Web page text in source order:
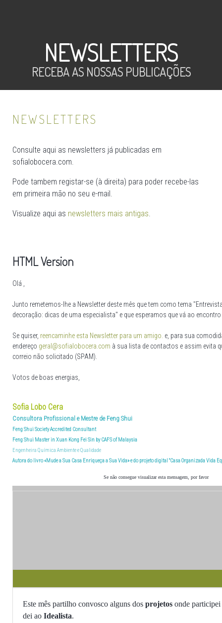
NEWSLETTERS
RECEBA AS NOSSAS PUBLICAÇÕES
NEWSLETTERS
Consulte aqui as newsletters já publicadas em
sofialobocera.com.
Pode tambem registar-se (à direita) para poder recebe-las
em primeira mão no seu e-mail.
Visualize aqui as newsletters mais antigas.
HTML Version
Olá ,
Junto remetemos-lhe a Newsletter deste mês que tem como tema
decoração: dicas de uma especialista" e que esperamos que vá ao
Se quiser, reencaminhe esta Newsletter para um amigo. e, para sua
endereço geral@sofialobocera.com à sua lista de contactos e assim evita
correio não solicitado (SPAM).
Votos de boas energias,
Sofia Lobo Cera
Consultora Profissional e Mestre de Feng Shui
Feng Shui Society Accredited Consultant
Feng Shui Master in Xuan Kong Fei Sin by CAFS of Malaysia
Engenheira Química Ambiente e Qualidade
Autora do livro «Mude a Sua Casa Enriqueça a Sua Vida» e do projeto digital "Casa Organizada Vida
Se não consegue visualizar esta mensagem, por favor
Este mês partilho convosco alguns dos projetos onde
dei ao Idealista.